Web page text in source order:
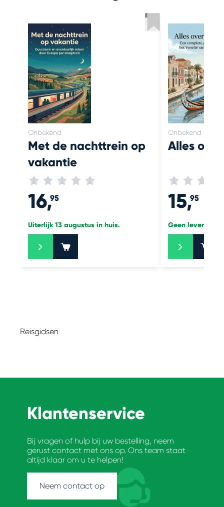
Onbekend
Met de nachttrein op
vakantie
16,95
Uiterlijk 13 augustus in huis.
+
Onbekend
Alles
15,95
Geen levering
+
Reisgidsen
Klantenservice
Bij vragen of hulp bij uw bestelling, neem
gerust contact met ons op. Ons team staat
altijd klaar om u te helpen!
Neem contact op